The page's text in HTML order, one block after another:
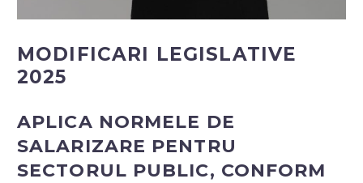
MODIFICARI LEGISLATIVE
2025
APLICA NORMELE DE
SALARIZARE PENTRU
SECTORUL PUBLIC, CONFORM